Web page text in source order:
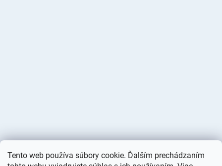
Tento web používa súbory cookie. Ďalším prechádzaním